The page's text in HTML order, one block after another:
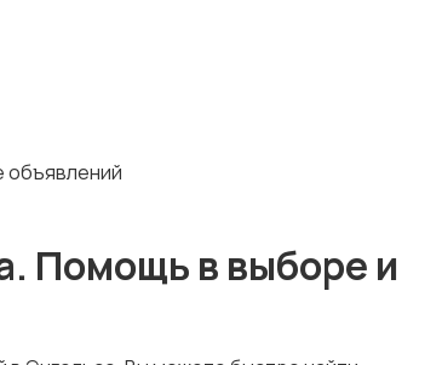
объявлений
Помощь в выборе и